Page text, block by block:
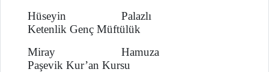
Hüseyin Palazlı
Ketenlik Genç Müftülük
Miray Hamuza
Paşevik Kur’an Kursu